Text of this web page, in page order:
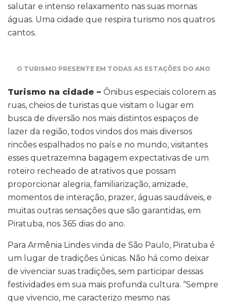
salutar e intenso relaxamento nas suas mornas
águas. Uma cidade que respira turismo nos quatros
cantos.
O TURISMO PRESENTE EM TODAS AS ESTAÇÕES DO ANO
Turismo na cidade – Ônibus especiais colorem as
ruas, cheios de turistas que visitam o lugar em
busca de diversão nos mais distintos espaços de
lazer da região, todos vindos dos mais diversos
rincões espalhados no país e no mundo, visitantes
esses quetrazemna bagagem expectativas de um
roteiro recheado de atrativos que possam
proporcionar alegria, familiarização, amizade,
momentos de interação, prazer, águas saudáveis, e
muitas outras sensações que são garantidas, em
Piratuba, nos 365 dias do ano.
Para Armênia Lindes vinda de São Paulo, Piratuba é
um lugar de tradições únicas. Não há como deixar
de vivenciar suas tradições, sem participar dessas
festividades em sua mais profunda cultura. “Sempre
que vivencio, me caracterizo mesmo nas